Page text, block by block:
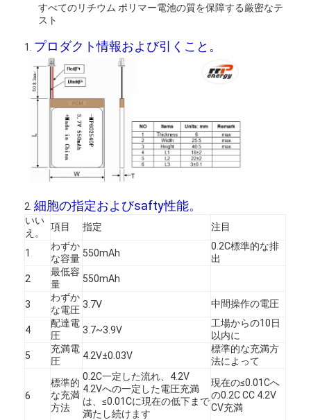
すべてのリチウム ポリマー電池の質を保障する厳密なテ
スト
1. プロダクト情報および引くこと。
2.細胞の指定およびsafty性能。
いい
え。
項目 指定 注目
1
わずか
な容量 550mAh
0.2C標準的な排
出
2
最低容
量
550mAh
3
わずか
な電圧 3.7V 中間操作の電圧
4
配達電
圧
3.7~3.9V
工場からの10日
以内に
5
充満電
圧
4.2V±0.03V
標準的な充満方
法によって
6
標準的
な充満
方法
0.2C一定した流れ、4.2V
4.2Vへの一定した電圧充満
は、≤0.01Cに現在の低下まで
満たし続けます
現在の≤0.01Cへ
の0.2C CC 4.2V
CV充満